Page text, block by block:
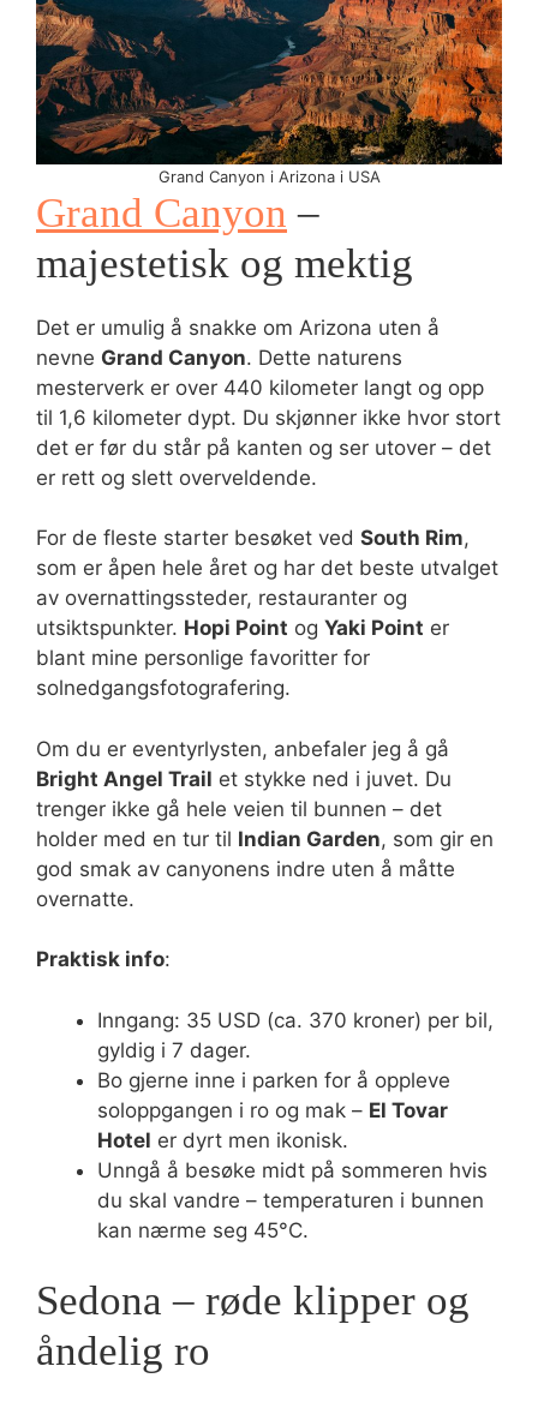
Grand Canyon i Arizona i USA
Grand Canyon –
majestetisk og mektig
Det er umulig å snakke om Arizona uten å
nevne Grand Canyon. Dette naturens
mesterverk er over 440 kilometer langt og opp
til 1,6 kilometer dypt. Du skjønner ikke hvor stort
det er før du står på kanten og ser utover – det
er rett og slett overveldende.
For de fleste starter besøket ved South Rim,
som er åpen hele året og har det beste utvalget
av overnattingssteder, restauranter og
utsiktspunkter. Hopi Point og Yaki Point er
blant mine personlige favoritter for
solnedgangsfotografering.
Om du er eventyrlysten, anbefaler jeg å gå
Bright Angel Trail et stykke ned i juvet. Du
trenger ikke gå hele veien til bunnen – det
holder med en tur til Indian Garden, som gir en
god smak av canyonens indre uten å måtte
overnatte.
Praktisk info:
Inngang: 35 USD (ca. 370 kroner) per bil,
gyldig i 7 dager.
Bo gjerne inne i parken for å oppleve
soloppgangen i ro og mak – El Tovar
Hotel er dyrt men ikonisk.
Unngå å besøke midt på sommeren hvis
du skal vandre – temperaturen i bunnen
kan nærme seg 45°C.
Sedona – røde klipper og
åndelig ro